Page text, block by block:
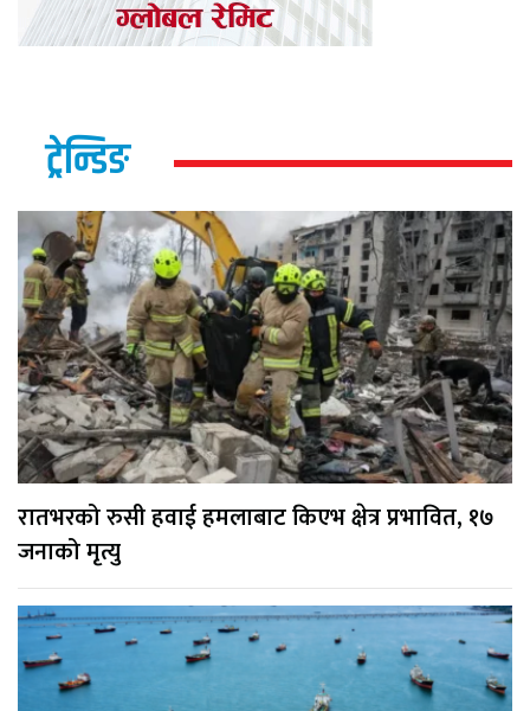
ट्रेन्डिङ
रातभरको रुसी हवाई हमलाबाट किएभ क्षेत्र प्रभावित, १७
जनाको मृत्यु